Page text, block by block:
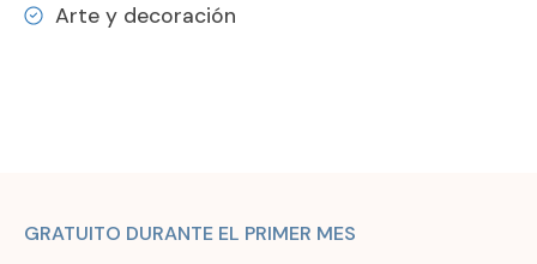
Arte y decoración
GRATUITO DURANTE EL PRIMER MES